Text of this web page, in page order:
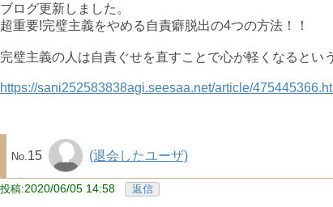
ブログ更新しました。
超重要!完璧主義をやめる自責癖脱出の4つの方法！！
完璧主義の人は自責ぐせを直すことで心が軽くなるとい
https://sani252583838agi.seesaa.net/article/
15 (退会したユーザ)
2020/06/05 14:58 返信